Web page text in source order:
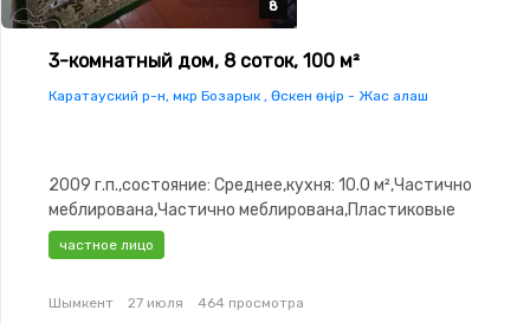
8
8
8
8
8
3-комнатный дом, 8 соток, 100 м²
Каратауский р-н, мкр Бозарык , Өскен өңір - Жас алаш
2009 г.п.,состояние: Среднее,кухня: 10.0 м²,Частично
меблирована,Частично меблирована,Пластиковые
окна,Гараж,Хозпостройки
частное лицо
Шымкент 27 июля 464 просмотра